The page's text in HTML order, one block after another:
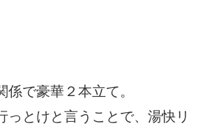
係で豪華２本立て。
っとけと言うことで、湯快リ